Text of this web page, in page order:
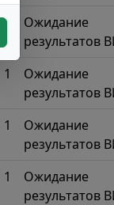
1
Ожидание
результатов
1
Ожидание
результатов
1
Ожидание
результатов
1
Ожидание
результатов